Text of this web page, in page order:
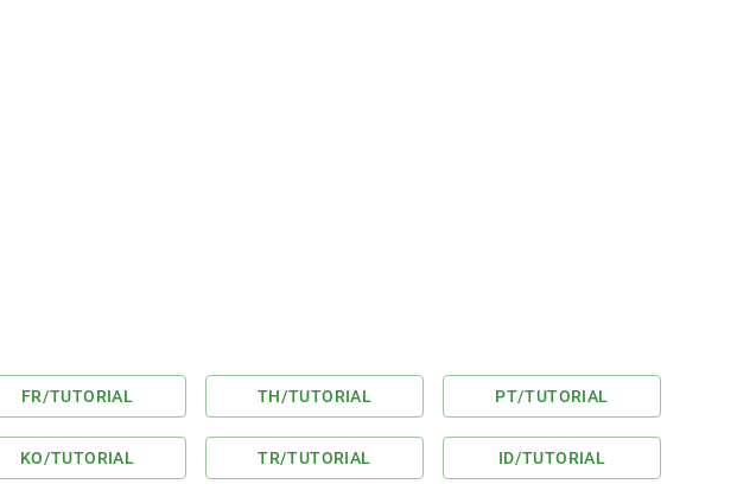
FR/TUTORIAL TH/TUTORIAL PT/TUTORIAL
KO/TUTORIAL TR/TUTORIAL ID/TUTORIAL